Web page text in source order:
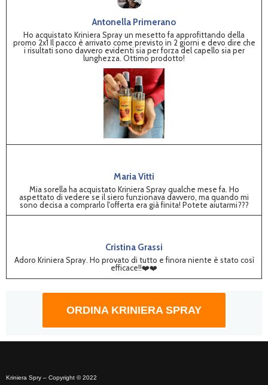
Antonella Primerano
Ho acquistato Kriniera Spray un mesetto fa approfittando della
promo 2x1 Il pacco è arrivato come previsto in 2 giorni e devo dire che
i risultati sono davvero evidenti sia per forza del capello sia per
lunghezza. Ottimo prodotto!
Maria Vitti
Mia sorella ha acquistato Kriniera Spray qualche mese fa. Ho
aspettato di vedere se il siero funzionava davvero, ma quando mi
sono decisa a comprarlo l'offerta era già finita! Potete aiutarmi???
Cristina Grassi
Adoro Kriniera Spray. Ho provato di tutto e finora niente è stato così
efficace!!❤️️❤️️
ORDINA KRINIERA SPRAY
Kriniera Spry – Copyright © 2022